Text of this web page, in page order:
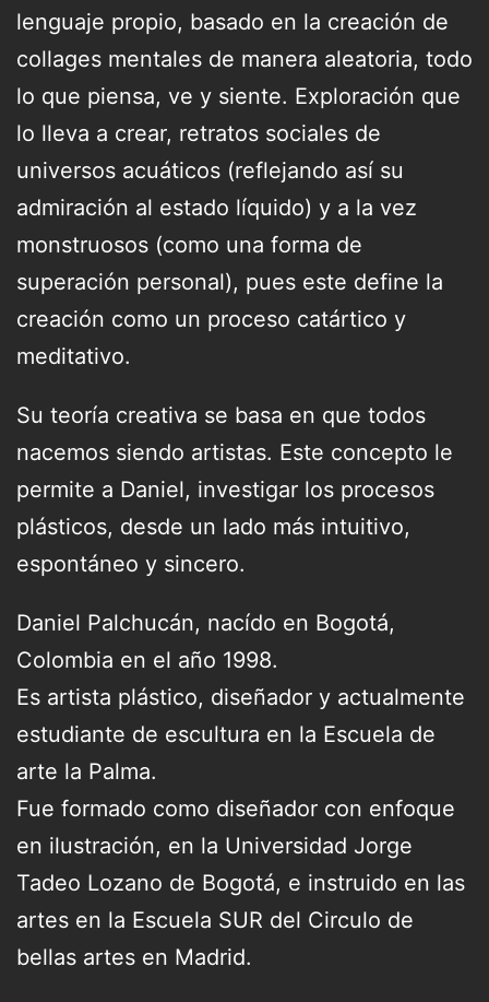
lenguaje propio, basado en la creación de
collages mentales de manera aleatoria, todo
lo que piensa, ve y siente. Exploración que
lo lleva a crear, retratos sociales de
universos acuáticos (reflejando así su
admiración al estado líquido) y a la vez
monstruosos (como una forma de
superación personal), pues este define la
creación como un proceso catártico y
meditativo.
Su teoría creativa se basa en que todos
nacemos siendo artistas. Este concepto le
permite a Daniel, investigar los procesos
plásticos, desde un lado más intuitivo,
espontáneo y sincero.
Daniel Palchucán, nacído en Bogotá,
Colombia en el año 1998.
Es artista plástico, diseñador y actualmente
estudiante de escultura en la Escuela de
arte la Palma.
Fue formado como diseñador con enfoque
en ilustración, en la Universidad Jorge
Tadeo Lozano de Bogotá, e instruido en las
artes en la Escuela SUR del Circulo de
bellas artes en Madrid.